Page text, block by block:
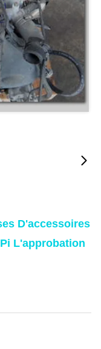
D'accessoires
L'approbation